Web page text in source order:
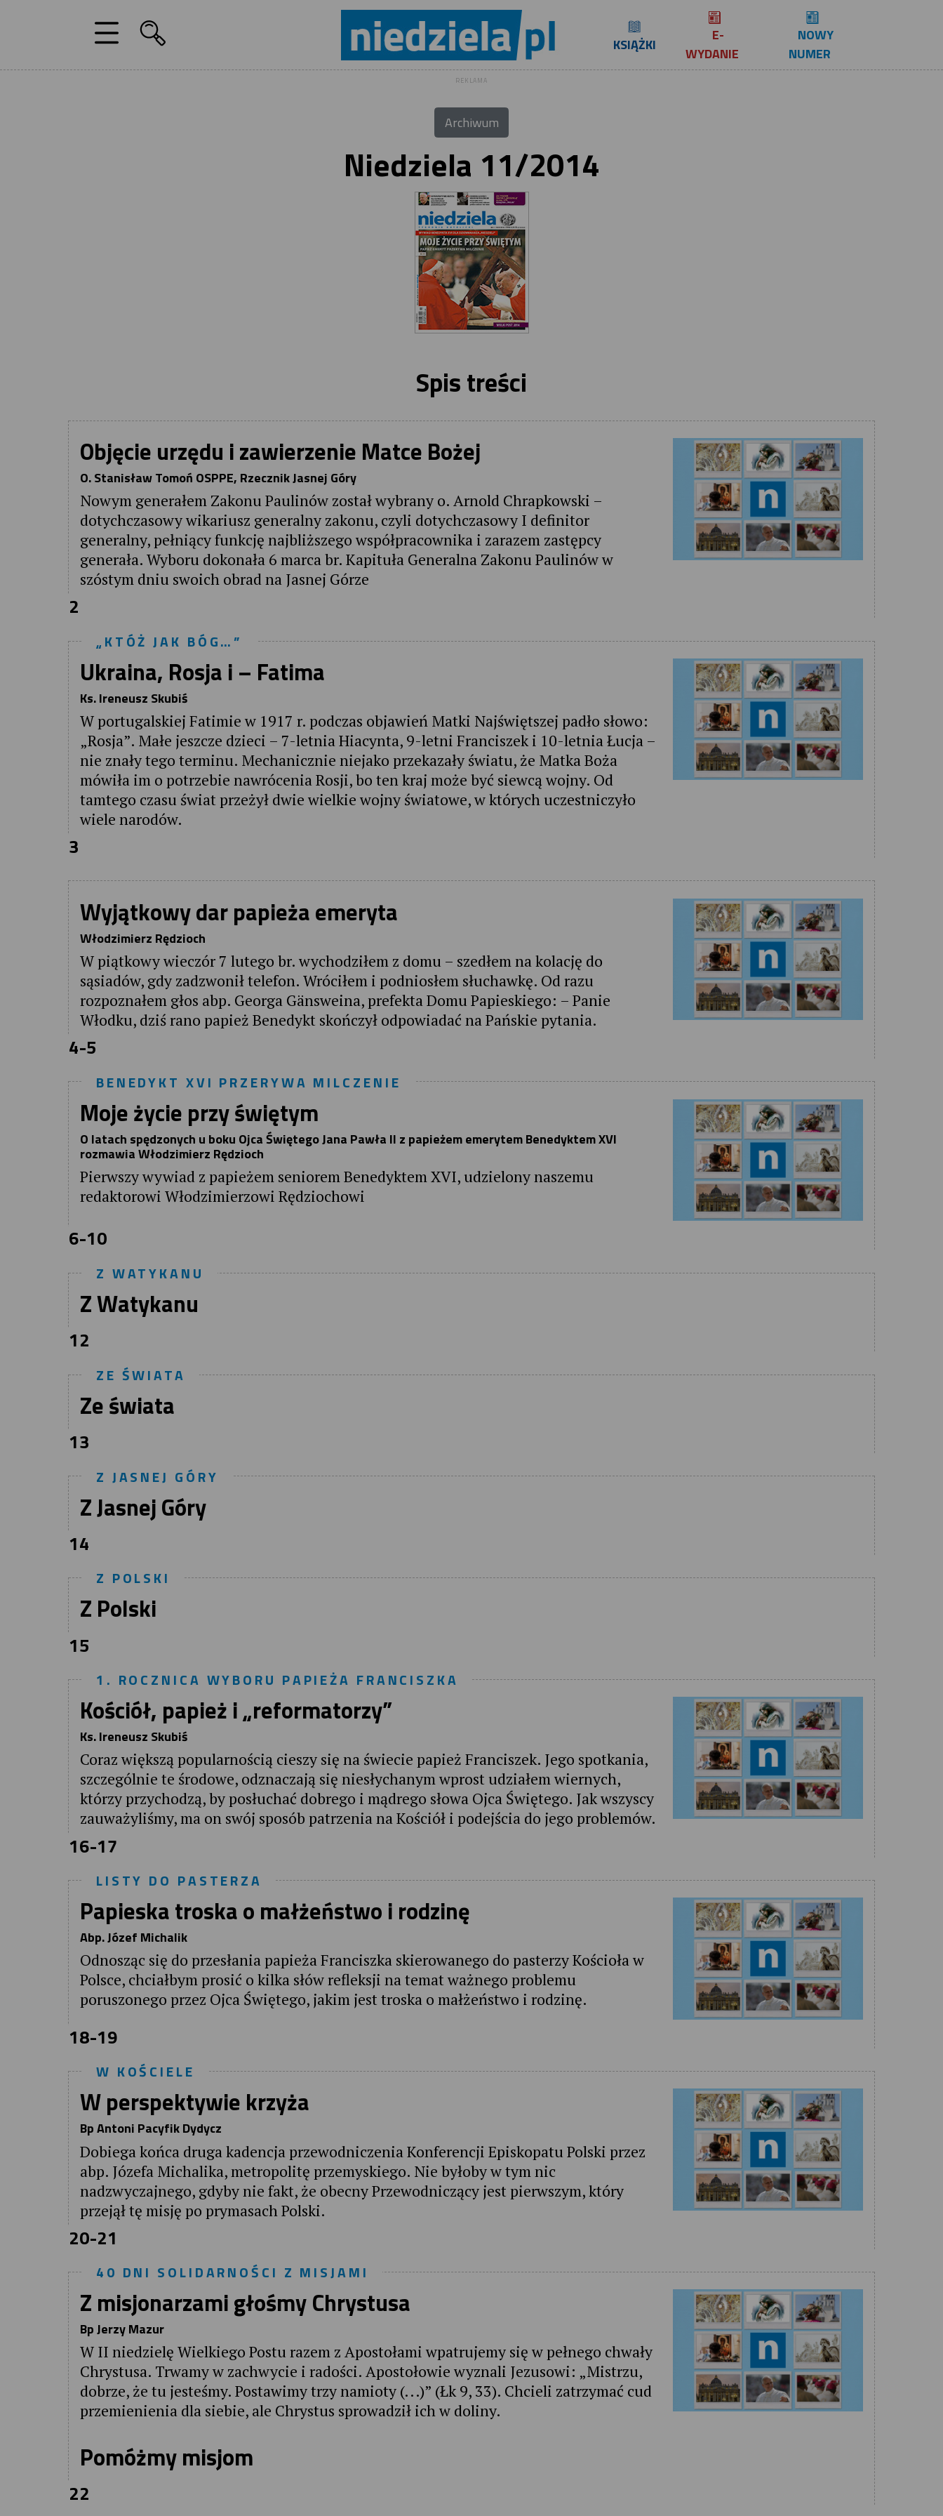
KSIĄŻKI
E-
WYDANIE
NOWY
NUMER
REKLAMA
Archiwum
Niedziela 11/2014
Spis treści
Objęcie urzędu i zawierzenie Matce Bożej
O. Stanisław Tomoń OSPPE, Rzecznik Jasnej Góry
Nowym generałem Zakonu Paulinów został wybrany o. Arnold Chrapkowski –
dotychczasowy wikariusz generalny zakonu, czyli dotychczasowy I definitor
generalny, pełniący funkcję najbliższego współpracownika i zarazem zastępcy
generała. Wyboru dokonała 6 marca br. Kapituła Generalna Zakonu Paulinów w
szóstym dniu swoich obrad na Jasnej Górze
2
„KTÓŻ JAK BÓG…”
Ukraina, Rosja i – Fatima
Ks. Ireneusz Skubiś
W portugalskiej Fatimie w 1917 r. podczas objawień Matki Najświętszej padło słowo:
„Rosja”. Małe jeszcze dzieci – 7-letnia Hiacynta, 9-letni Franciszek i 10-letnia Łucja –
nie znały tego terminu. Mechanicznie niejako przekazały światu, że Matka Boża
mówiła im o potrzebie nawrócenia Rosji, bo ten kraj może być siewcą wojny. Od
tamtego czasu świat przeżył dwie wielkie wojny światowe, w których uczestniczyło
wiele narodów.
3
Wyjątkowy dar papieża emeryta
Włodzimierz Rędzioch
W piątkowy wieczór 7 lutego br. wychodziłem z domu – szedłem na kolację do
sąsiadów, gdy zadzwonił telefon. Wróciłem i podniosłem słuchawkę. Od razu
rozpoznałem głos abp. Georga Gänsweina, prefekta Domu Papieskiego: – Panie
Włodku, dziś rano papież Benedykt skończył odpowiadać na Pańskie pytania.
4-5
BENEDYKT XVI PRZERYWA MILCZENIE
Moje życie przy świętym
O latach spędzonych u boku Ojca Świętego Jana Pawła II z papieżem emerytem Benedyktem XVI
rozmawia Włodzimierz Rędzioch
Pierwszy wywiad z papieżem seniorem Benedyktem XVI, udzielony naszemu
redaktorowi Włodzimierzowi Rędziochowi
6-10
Z WATYKANU
Z Watykanu
12
ZE ŚWIATA
Ze świata
13
Z JASNEJ GÓRY
Z Jasnej Góry
14
Z POLSKI
Z Polski
15
1. ROCZNICA WYBORU PAPIEŻA FRANCISZKA
Kościół, papież i „reformatorzy”
Ks. Ireneusz Skubiś
Coraz większą popularnością cieszy się na świecie papież Franciszek. Jego spotkania,
szczególnie te środowe, odznaczają się niesłychanym wprost udziałem wiernych,
którzy przychodzą, by posłuchać dobrego i mądrego słowa Ojca Świętego. Jak wszyscy
zauważyliśmy, ma on swój sposób patrzenia na Kościół i podejścia do jego problemów.
16-17
LISTY DO PASTERZA
Papieska troska o małżeństwo i rodzinę
Abp. Józef Michalik
Odnosząc się do przesłania papieża Franciszka skierowanego do pasterzy Kościoła w
Polsce, chciałbym prosić o kilka słów refleksji na temat ważnego problemu
poruszonego przez Ojca Świętego, jakim jest troska o małżeństwo i rodzinę.
18-19
W KOŚCIELE
W perspektywie krzyża
Bp Antoni Pacyfik Dydycz
Dobiega końca druga kadencja przewodniczenia Konferencji Episkopatu Polski przez
abp. Józefa Michalika, metropolitę przemyskiego. Nie byłoby w tym nic
nadzwyczajnego, gdyby nie fakt, że obecny Przewodniczący jest pierwszym, który
przejął tę misję po prymasach Polski.
20-21
40 DNI SOLIDARNOŚCI Z MISJAMI
Z misjonarzami głośmy Chrystusa
Bp Jerzy Mazur
W II niedzielę Wielkiego Postu razem z Apostołami wpatrujemy się w pełnego chwały
Chrystusa. Trwamy w zachwycie i radości. Apostołowie wyznali Jezusowi: „Mistrzu,
dobrze, że tu jesteśmy. Postawimy trzy namioty (...)” (Łk 9, 33). Chcieli zatrzymać cud
przemienienia dla siebie, ale Chrystus sprowadził ich w doliny.
Pomóżmy misjom
22